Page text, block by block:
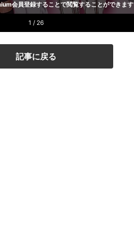
会員登録することで閲覧することができます
1 / 26
記事に戻る